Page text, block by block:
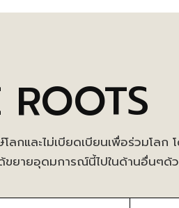
ROOTS
ลกและไม่เบียดเบียนเพื่อร่วมโ
ขยายอุดมการณ์นี้ไปในด้านอื่นๆด้